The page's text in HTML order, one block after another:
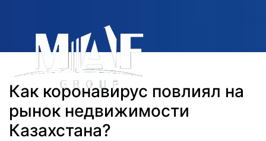
Как коронавирус повлиял на
рынок недвижимости
Казахстана?